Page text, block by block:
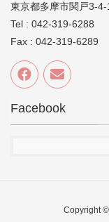
東京都多摩市関戸3-4-
Tel : 042-319-6288
Fax : 042-319-6289
Facebook
Copyright